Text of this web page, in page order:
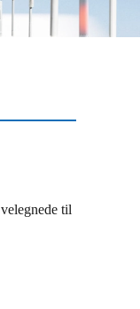
til